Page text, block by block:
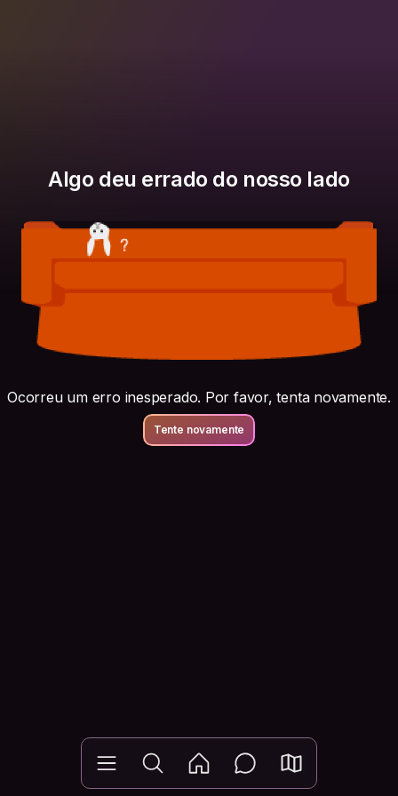
Algo deu errado do nosso lado
Ocorreu um erro inesperado. Por favor, tenta novamente.
Tente novamente